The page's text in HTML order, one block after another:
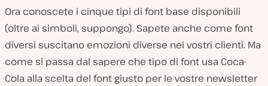
Ora conoscete i cinque tipi di font base disponibili
(oltre ai simboli, suppongo). Sapete anche come font
diversi suscitano emozioni diverse nei vostri clienti. Ma
come si passa dal sapere che tipo di font usa Coca-
Cola alla scelta del font giusto per le vostre newsletter